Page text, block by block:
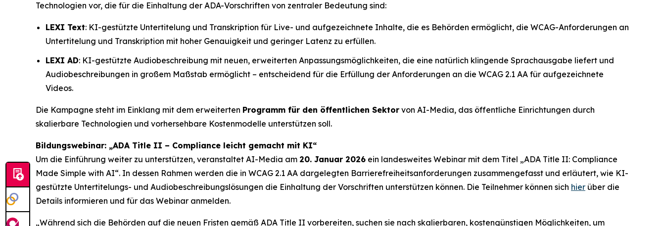
Technologien vor, die für die Einhaltung der ADA-Vorschriften von zentraler Bedeutung sind:
LEXI Text: KI-gestützte Untertitelung und Transkription für Live- und aufgezeichnete Inhalte, die es Behörden ermöglicht, die WCAG-Anforderungen an
Untertitelung und Transkription mit hoher Genauigkeit und geringer Latenz zu erfüllen.
LEXI AD: KI-gestützte Audiobeschreibung mit neuen, erweiterten Anpassungsmöglichkeiten, die eine natürlich klingende Sprachausgabe liefert und
Audiobeschreibungen in großem Maßstab ermöglicht – entscheidend für die Erfüllung der Anforderungen an die WCAG 2.1 AA für aufgezeichnete
Videos.
Die Kampagne steht im Einklang mit dem erweiterten Programm für den öffentlichen Sektor von AI-Media, das öffentliche Einrichtungen durch
skalierbare Technologien und vorhersehbare Kostenmodelle unterstützen soll.
Bildungswebinar: „ADA Title II – Compliance leicht gemacht mit KI“
Um die Einführung weiter zu unterstützen, veranstaltet AI-Media am 20. Januar 2026 ein landesweites Webinar mit dem Titel „ADA Title II: Compliance
Made Simple with AI“. In dessen Rahmen werden die in WCAG 2.1 AA dargelegten Barrierefreiheitsanforderungen zusammengefasst und erläutert, wie KI-
gestützte Untertitelungs- und Audiobeschreibungslösungen die Einhaltung der Vorschriften unterstützen können. Die Teilnehmer können sich hier über die
Details informieren und für das Webinar anmelden.
„Während sich die Behörden auf die neuen Fristen gemäß ADA Title II vorbereiten, suchen sie nach skalierbaren, kostengünstigen Möglichkeiten, um